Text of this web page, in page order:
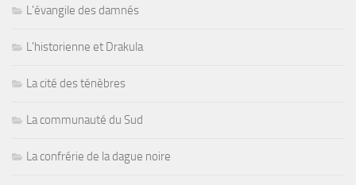
L'évangile des damnés
L'historienne et Drakula
La cité des ténèbres
La communauté du Sud
La confrérie de la dague noire